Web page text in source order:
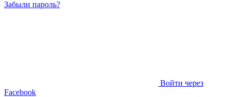
Забыли пароль?
Войти через
Facebook